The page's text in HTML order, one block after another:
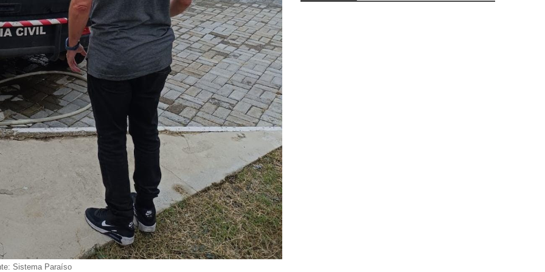
Sistema Paraíso